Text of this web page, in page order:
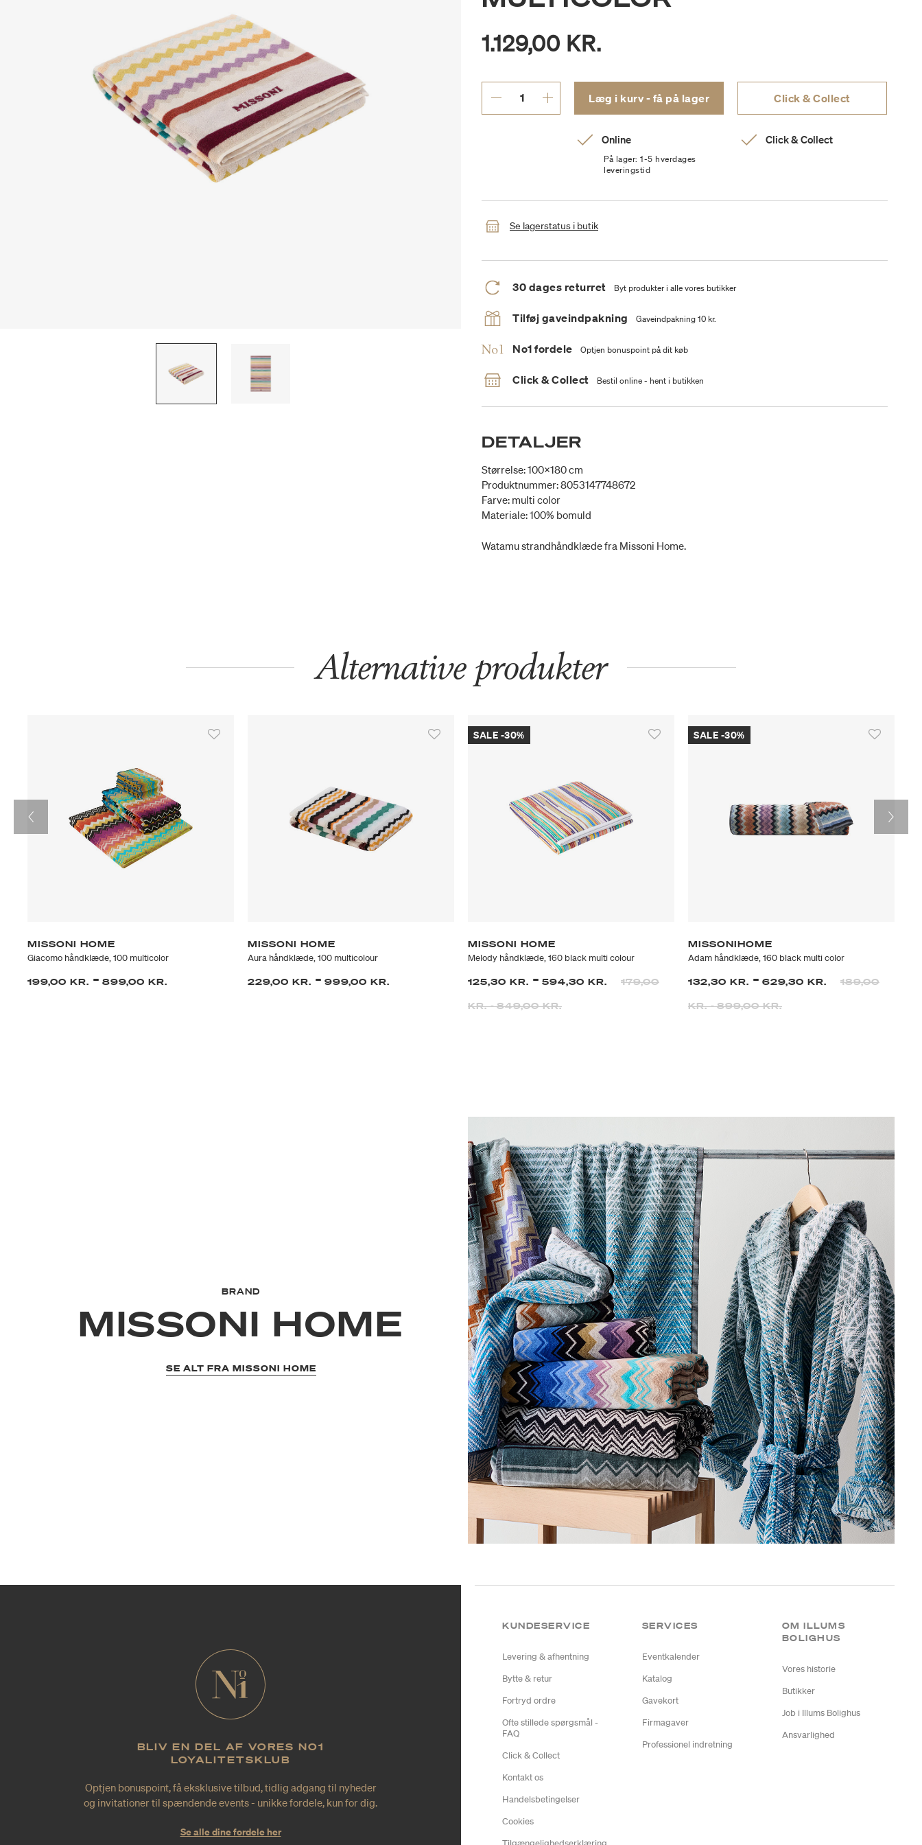
1.129,00 KR.
Læg i kurv - få på lager Click & Collect
Online
På lager: 1-5 hverdages
leveringstid
Click & Collect
Se lagerstatus i butik
30 dages returret Byt produkter i alle vores butikker
Tilføj gaveindpakning Gaveindpakning 10 kr.
No1 fordele Optjen bonuspoint på dit køb
Click & Collect Bestil online - hent i butikken
DETALJER
Størrelse: 100x180 cm
Produktnummer: 8053147748672
Farve: multi color
Materiale: 100% bomuld
Watamu strandhåndklæde fra Missoni Home.
Alternative produkter
MISSONI HOME
Giacomo håndklæde, 100 multicolor
199,00 KR. - 899,00 KR.
MISSONI HOME
Aura håndklæde, 100 multicolour
229,00 KR. - 999,00 KR.
SALE -30%
MISSONI HOME
Melody håndklæde, 160 black multi colour
125,30 KR. - 594,30 KR. 179,00
KR.-849,00 KR.
SALE -30%
MISSONIHOME
Adam håndklæde, 160 black multi color
132,30 KR. - 629,30 KR. 189,00
KR.-899,00 KR.
BRAND
MISSONI HOME
SE ALT FRA MISSONI HOME
BLIV EN DEL AF VORES NO1
LOYALITETSKLUB
Optjen bonuspoint, få eksklusive tilbud, tidlig adgang til nyheder
og invitationer til spændende events - unikke fordele, kun for dig.
Se alle dine fordele her
KUNDESERVICE
Levering & afhentning
Bytte & retur
Fortryd ordre
Ofte stillede spørgsmål -
FAQ
Click & Collect
Kontakt os
Handelsbetingelser
Cookies
SERVICES
Eventkalender
Katalog
Gavekort
Firmagaver
Professionel indretning
OM ILLUMS
BOLIGHUS
Vores historie
Butikker
Job i Illums Bolighus
Ansvarlighed